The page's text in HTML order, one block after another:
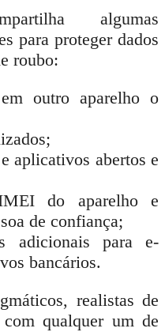
algumas
para proteger dados
roubo:
outro aparelho o
aplicativos abertos e
do aparelho e
de confiança;
adicionais para e-
bancários.
realistas de
qualquer um de